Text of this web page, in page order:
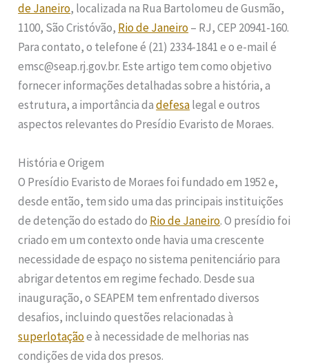
de Janeiro, localizada na Rua Bartolomeu de Gusmão,
1100, São Cristóvão, Rio de Janeiro– RJ, CEP 20941-160.
Para contato, o telefone é (21) 2334-1841 e o e-mail é
emsc@seap.rj.gov.br. Este artigo tem como objetivo
fornecer informações detalhadas sobre a história, a
estrutura, a importância dadefesalegal e outros
aspectos relevantes do Presídio Evaristo de Moraes.
História e Origem
O Presídio Evaristo de Moraes foi fundado em 1952 e,
desde então, tem sido uma das principais instituições
de detenção do estado do Rio de Janeiro. O presídio foi
criado em um contexto onde havia uma crescente
necessidade de espaço no sistema penitenciário para
abrigar detentos em regime fechado. Desde sua
inauguração, o SEAPEM tem enfrentado diversos
desafios, incluindo questões relacionadas à
superlotaçãoe à necessidade de melhorias nas
condições de vida dos presos.